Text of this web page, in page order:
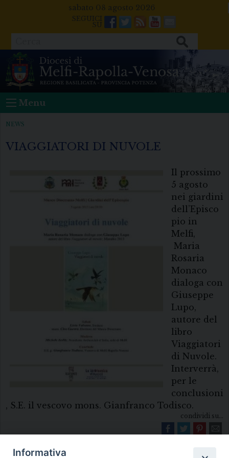
sabato 08 agosto 2026
Facebook
Twitter
FeedsYoutube
Mail
Menu
NEWS
VIAGGIATORI DI NUVOLE
Il prossimo
5 agosto
nei giardini
dell’Episco
pio in
Melfi,
Maria
Rosaria
Monaco
dialoga con
Giuseppe
Lupo,
autore del
libro
Viaggiatori
di Nuvole.
Interverrà,
per le
conclusioni
, S.E. il vescovo mons. Gianfranco Todisco.
condividi su...
Informativa